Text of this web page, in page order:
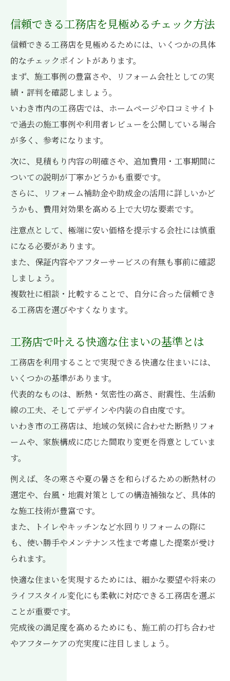
信頼できる工務店を見極めるチェック方法
信頼できる工務店を見極めるためには、いくつかの具体
的なチェックポイントがあります。
まず、施工事例の豊富さや、リフォーム会社としての実
績・評判を確認しましょう。
いわき市内の工務店では、ホームページや口コミサイト
で過去の施工事例や利用者レビューを公開している場合
が多く、参考になります。
次に、見積もり内容の明確さや、追加費用・工事期間に
ついての説明が丁寧かどうかも重要です。
さらに、リフォーム補助金や助成金の活用に詳しいかど
うかも、費用対効果を高める上で大切な要素です。
注意点として、極端に安い価格を提示する会社には慎重
になる必要があります。
また、保証内容やアフターサービスの有無も事前に確認
しましょう。
複数社に相談・比較することで、自分に合った信頼でき
る工務店を選びやすくなります。
工務店で叶える快適な住まいの基準とは
工務店を利用することで実現できる快適な住まいには、
いくつかの基準があります。
代表的なものは、断熱・気密性の高さ、耐震性、生活動
線の工夫、そしてデザインや内装の自由度です。
いわき市の工務店は、地域の気候に合わせた断熱リフォ
ームや、家族構成に応じた間取り変更を得意としていま
す。
例えば、冬の寒さや夏の暑さを和らげるための断熱材の
選定や、台風・地震対策としての構造補強など、具体的
な施工技術が豊富です。
また、トイレやキッチンなど水回りリフォームの際に
も、使い勝手やメンテナンス性まで考慮した提案が受け
られます。
快適な住まいを実現するためには、細かな要望や将来の
ライフスタイル変化にも柔軟に対応できる工務店を選ぶ
ことが重要です。
完成後の満足度を高めるためにも、施工前の打ち合わせ
やアフターケアの充実度に注目しましょう。